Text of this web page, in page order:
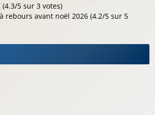
5 sur 3 votes)
rebours avant noël 2026 (4.2/5 sur 5